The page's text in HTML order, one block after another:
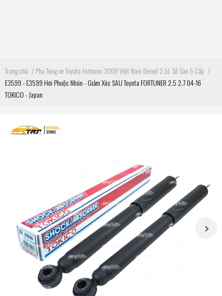
Trang chủ /Phụ Tùng xe Toyota Fortuner 2009 Việt Nam Diesel 2.5L Số Sàn 5 Cấp /
E3599 - E3599 Hơi Phuộc Nhún - Giảm Xóc SAU Toyota FORTUNER 2.5 2.7 04-16
TOKICO - Japan